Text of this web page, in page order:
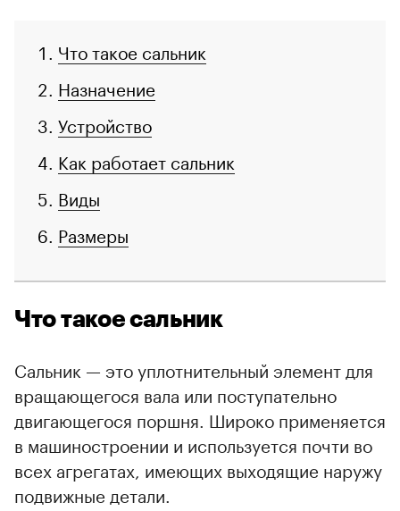
Что такое сальник
Назначение
Устройство
Как работает сальник
Виды
Размеры
Что такое сальник
Сальник — это уплотнительный элемент для
вращающегося вала или поступательно
двигающегося поршня. Широко применяется
в машиностроении и используется почти во
всех агрегатах, имеющих выходящие наружу
подвижные детали.